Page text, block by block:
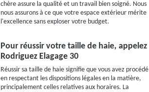
chère assure la qualité et un travail bien soigné. Nous
nous assurons à ce que votre espace extérieur mérite
l'excellence sans exploser votre budget.
Pour réussir votre taille de haie, appelez
Rodriguez Elagage 30
Réussir sa taille de haie signifie que vous avez procédé
en respectant les dispositions légales en la matière,
principalement celles relatives aux horaires. La